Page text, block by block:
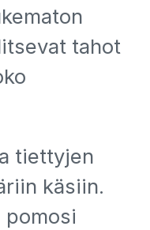
tahot
tiettyjen
käsiin.
pomosi